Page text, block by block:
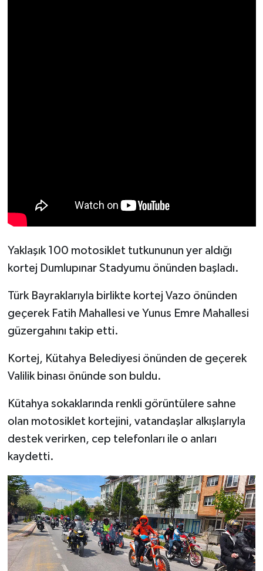
Yaklaşık 100 motosiklet tutkununun yer aldığı
kortej Dumlupınar Stadyumu önünden başladı.
Türk Bayraklarıyla birlikte kortej Vazo önünden
geçerek Fatih Mahallesi ve Yunus Emre Mahallesi
güzergahını takip etti.
Kortej, Kütahya Belediyesi önünden de geçerek
Valilik binası önünde son buldu.
Kütahya sokaklarında renkli görüntülere sahne
olan motosiklet kortejini, vatandaşlar alkışlarıyla
destek verirken, cep telefonları ile o anları
kaydetti.
Teknoloji
Video Galeri
Yemek Tarifleri